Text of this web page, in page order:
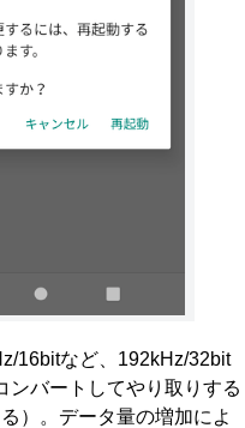
16bitなど、192kHz/32bit
ンバートしてやり取りする
）。データ量の増加によ